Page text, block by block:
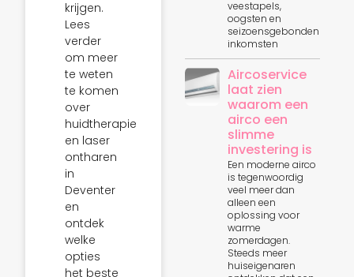
krijgen.
Lees
verder
om meer
te weten
te komen
over
huidtherapie
en laser
ontharen
in
Deventer
en
ontdek
welke
opties
het beste
veestapels,
oogsten en
seizoensgebonden
inkomsten
Aircoservice
laat zien
waarom een
airco een
slimme
investering is
Een moderne airco
is tegenwoordig
veel meer dan
alleen een
oplossing voor
warme
zomerdagen.
Steeds meer
huiseigenaren